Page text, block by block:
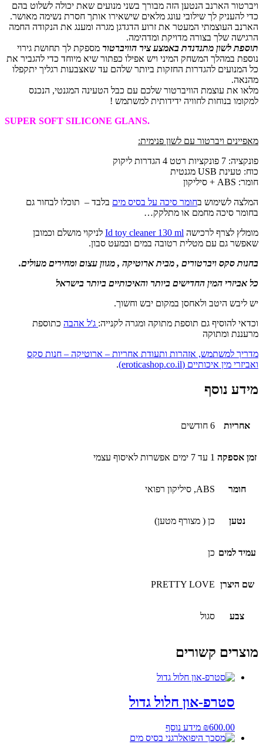
ויברטור הארנב הנטען הזה מבורך בשני מנועים שאת יכולה לשלוט בהם
כדי להעניק לך שילובי עונג מלאים שישאירו אותך חסרת נשימה מאושר.
הארנב העוצמתי המעטר את זרוע הדגדגן מגרה ומענג את הנקודה החמה
הרגישה שלך בצורה מדויקת ומדהימה.
תוספת לשון מתנדנדת באמצע ציר הוויברטור מספקת לך תחושת גירוי
נוספת במהלך המשחק המיני ויש אפילו כפתור שיא מיוחד כדי להגביר את
כל המנועים להגדרות החזקות ביותר שלהם עד שאצבעות רגליך יתקפלו
מהנאה.
מלאו את עוצמת הוויברטור שלכם עם כבל הטעינה המגנטי, הנכנס
למקומו בנוחות לחוויה ידידותית למשתמש !
.SUPER SOFT SILICONE GLANS
מאפיינים ויברטור עם לשון פנימית:
פונקציה: 7 פונקציות רטט 4 הגדרות ליקוק
כוח: טעינת USB מגנטית
חומר: ABS + סיליקון
המלצה לשימוש בחומר סיכה על בסיס מים בלבד – תוכלו לבחור גם
בחומר סיכה מחמם או מתלקק…
מומלץ לצרף לרכישה Id toy cleaner 130 ml לניקוי מושלם וכמובן
שאפשר גם עם מטלית רטובה במים ובמעט סבון.
בחנות סקס ויברטורים , מבית ארוטיקה , מגוון עצום ומחירים מעולים.
כל אביזרי המין החדישים ביותר והאיכותיים ביותר בישראל
יש ליבש היטב ולאחסן במקום יבש וחשוך.
וכדאי להוסיף גם תוספת מתוקה ומגרה לקנייה: ג'ל אהבה כתוספת
מרעננת ומתוקה
מדריך למשתמש, אזהרות ותעודת אחריות – ארוטיקה – חנות סקס
ואביזרי מין איכותיים (eroticashop.co.il)
.
מידע נוסף
אחריות 6 חודשים
זמן אספקה 1 עד 7 ימים אפשרות לאיסוף עצמי
חומר ABS, סיליקון רפואי
נטען כן ( מצורף מטען)
עמיד למים כן
שם היצרן PRETTY LOVE
צבע סגול
מוצרים קשורים
סטרפ-און חלול גדול
₪600.00 מידע נוסף